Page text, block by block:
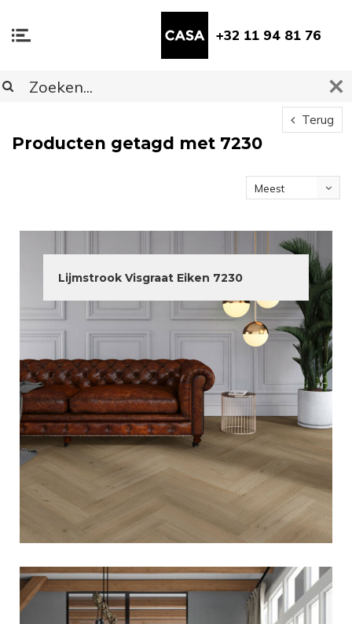
+32 11 94 81 76
Terug
Producten getagd met 7230
Meest
Lijmstrook Visgraat Eiken 7230